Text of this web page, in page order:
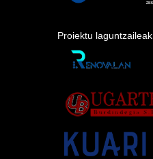
Proiektu laguntzaileak